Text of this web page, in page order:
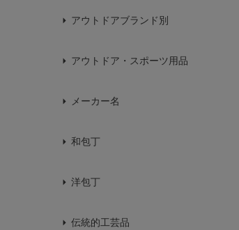
アウトドアブランド別
アウトドア・スポーツ用品
メーカー名
和包丁
洋包丁
伝統的工芸品